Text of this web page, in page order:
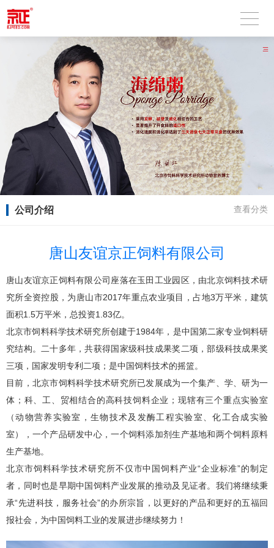
公司介绍 查看分类
唐山友谊京正饲料有限公司
唐山友谊京正饲料有限公司座落在玉田工业园区，由北京饲料技术研
究所全资控股，为唐山市2017年重点农业项目，占地3万平米，建筑
面积1.5万平米，总投资1.83亿。
北京市饲料科学技术研究所创建于1984年，是中国第二家专业饲料研
究结构。二十多年，共获得国家级科技成果奖二项，部级科技成果奖
三项，国家发明专利二项；是中国饲料技术的摇篮。
目前，北京市饲料科学技术研究所已发展成为一个集产、学、研为一
体；科、工、贸相结合的高科技饲料企业；现辖有三个重点实验室
（动物营养实验室，生物技术及发酶工程实验室、化工合成实验
室），一个产品研发中心，一个饲料添加剂生产基地和两个饲料原料
生产基地。
北京市饲料科学技术研究所不仅市中国饲料产业“企业标准”的制定
者，同时也是早期中国饲料产业发展的推动及见证者。我们将继续秉
承“先进科技，服务社会”的办所宗旨，以更好的产品和更好的五福回
报社会，为中国饲料工业的发展进步继续努力！